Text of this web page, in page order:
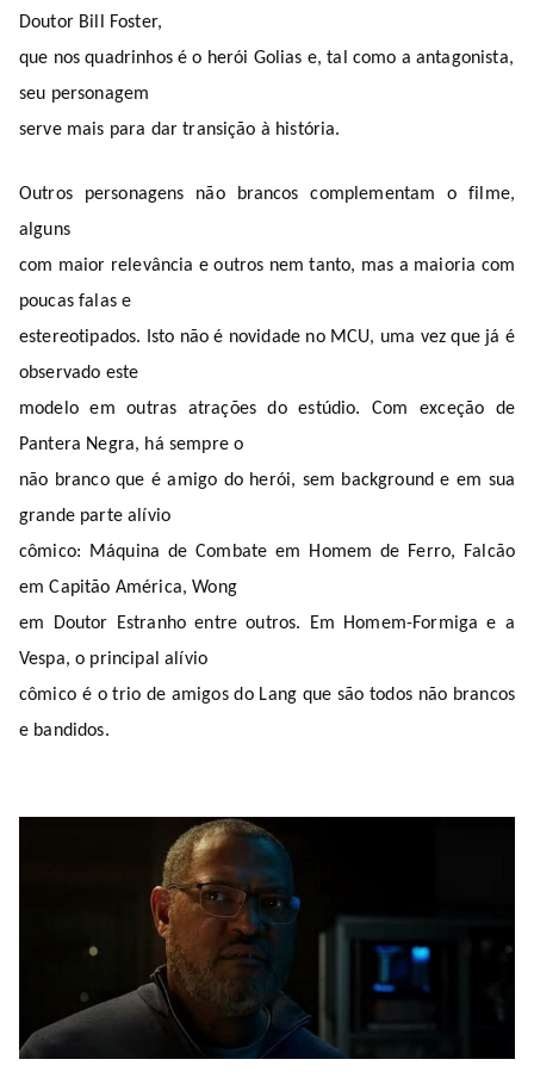
Doutor Bill Foster,
que nos quadrinhos é o herói Golias e, tal como a antagonista,
seu personagem
serve mais para dar transição à história.
Outros personagens não brancos complementam o filme,
alguns
com maior relevância e outros nem tanto, mas a maioria com
poucas falas e
estereotipados. Isto não é novidade no MCU, uma vez que já é
observado este
modelo em outras atrações do estúdio. Com exceção de
Pantera Negra, há sempre o
não branco que é amigo do herói, sem background e em sua
grande parte alívio
cômico: Máquina de Combate em Homem de Ferro, Falcão
em Capitão América, Wong
em Doutor Estranho entre outros. Em Homem-Formiga e a
Vespa, o principal alívio
cômico é o trio de amigos do Lang que são todos não brancos
e bandidos.